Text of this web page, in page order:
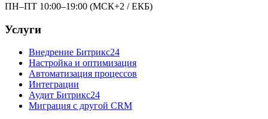
ПН–ПТ 10:00–19:00 (МСК+2 / ЕКБ)
Услуги
Внедрение Битрикс24
Настройка и оптимизация
Автоматизация процессов
Интеграции
Аудит Битрикс24
Миграция с другой CRM